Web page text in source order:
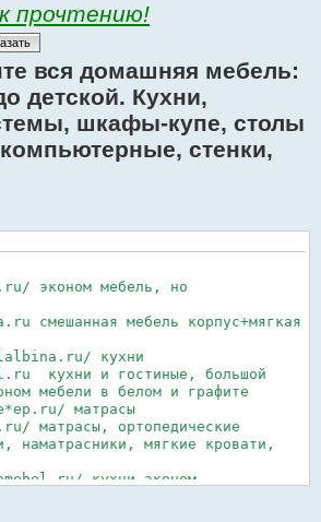
прочтению!
вся домашняя мебель:
детской. Кухни,
шкафы-купе, столы
стенки,
эконом мебель, но
смешанная мебель корпус+мягкая
кухни
кухни и гостиные, большой
мебели в белом и графите
матрасы
матрасы, ортопедические
наматрасники, мягкие кровати,
кухни эконом